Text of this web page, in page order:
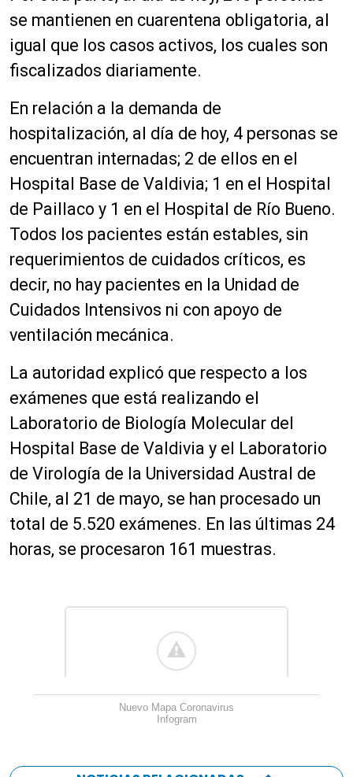
se mantienen en cuarentena obligatoria, al
igual que los casos activos, los cuales son
fiscalizados diariamente.
En relación a la demanda de
hospitalización, al día de hoy, 4 personas se
encuentran internadas; 2 de ellos en el
Hospital Base de Valdivia; 1 en el Hospital
de Paillaco y 1 en el Hospital de Río Bueno.
Todos los pacientes están estables, sin
requerimientos de cuidados críticos, es
decir, no hay pacientes en la Unidad de
Cuidados Intensivos ni con apoyo de
ventilación mecánica.
La autoridad explicó que respecto a los
exámenes que está realizando el
Laboratorio de Biología Molecular del
Hospital Base de Valdivia y el Laboratorio
de Virología de la Universidad Austral de
Chile, al 21 de mayo, se han procesado un
total de 5.520 exámenes. En las últimas 24
horas, se procesaron 161 muestras.
Nuevo Mapa Coronavirus
Infogram